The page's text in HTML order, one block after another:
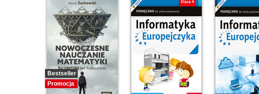
Bibliografia (64)
Bestseller
Promocja